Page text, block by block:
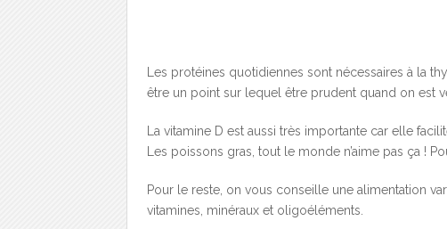
Les protéines quotidiennes sont nécessaires à la
être un point sur lequel être prudent quand on est
La vitamine D est aussi très importante car elle
Les poissons gras, tout le monde n’aime pas ça !
Pour le reste, on vous conseille une alimentation
vitamines, minéraux et oligoéléments.